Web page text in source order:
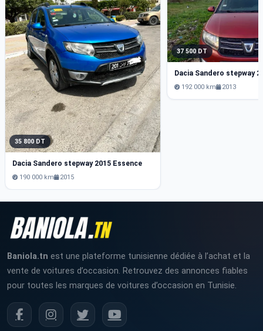
35 800 DT
Dacia Sandero stepway 2015 Essence
190 000 km 2015
37 500 DT
Dacia Sandero stepway
192 000 km 2013
Baniola.tn est une plateforme tunisienne dédiée à l’achat et la
vente de voitures d’occasion. Retrouvez des annonces fiables
pour toutes les marques de voitures d’occasion en Tunisie.